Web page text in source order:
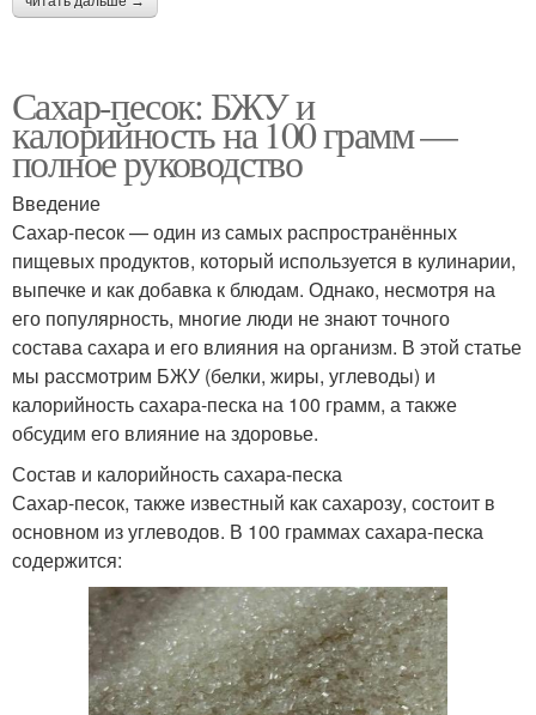
Сахар-песок: БЖУ и
калорийность на 100 грамм —
полное руководство
Введение
Сахар-песок — один из самых распространённых
пищевых продуктов, который используется в кулинарии,
выпечке и как добавка к блюдам. Однако, несмотря на
его популярность, многие люди не знают точного
состава сахара и его влияния на организм. В этой статье
мы рассмотрим БЖУ (белки, жиры, углеводы) и
калорийность сахара-песка на 100 грамм, а также
обсудим его влияние на здоровье.
Состав и калорийность сахара-песка
Сахар-песок, также известный как сахарозу, состоит в
основном из углеводов. В 100 граммах сахара-песка
содержится: